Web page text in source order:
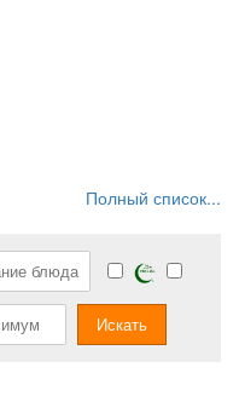
Полный список...